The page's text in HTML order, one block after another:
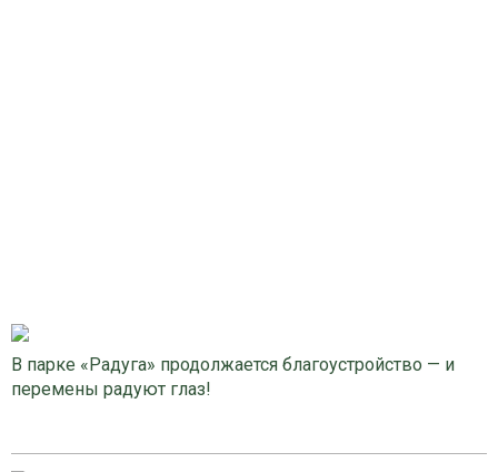
В парке «Радуга» продолжается благоустройство — и
перемены радуют глаз!